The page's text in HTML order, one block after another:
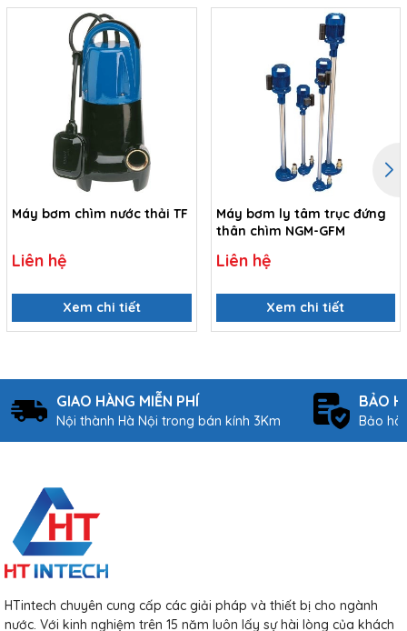
Hotline:0815 005 242/ 0941 970 666
Hỗ trợ tư vấn kỹ thuật:
Fax:
Email:
info@htintech.com.vn
Máy bơm chìm nước thải TF
Liên hệ
Xem chi tiết
Máy bơm ly tâm trục đứng
thân chìm NGM-GFM
Liên hệ
Xem chi tiết
GIAO HÀNG MIỄN PHÍ
Nội thành Hà Nội trong bán kính 3Km
BẢO
Bảo
HTintech chuyên cung cấp các giải pháp và thiết bị cho ngành
nước. Với kinh nghiệm trên 15 năm luôn lấy sự hài lòng của khách